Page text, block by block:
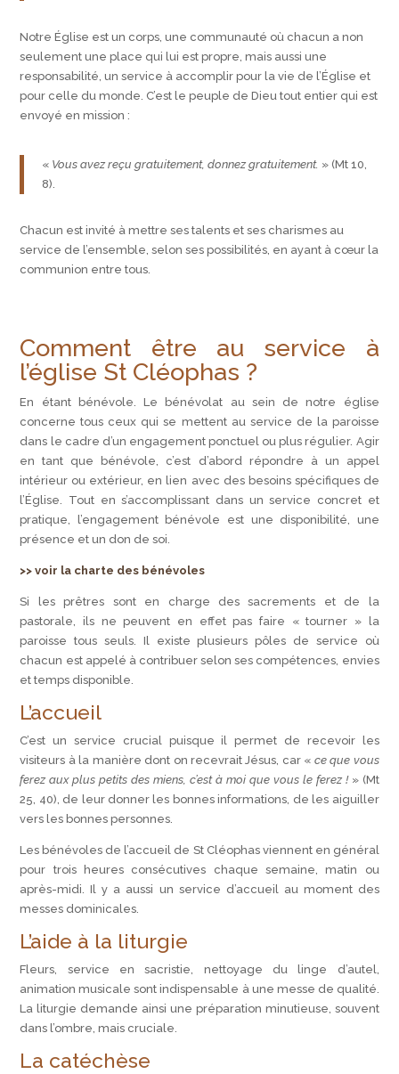
Notre Église est un corps, une communauté où chacun a non
seulement une place qui lui est propre, mais aussi une
responsabilité, un service à accomplir pour la vie de l’Église et
pour celle du monde. C’est le peuple de Dieu tout entier qui est
envoyé en mission :
« Vous avez reçu gratuitement, donnez gratuitement. » (Mt 10,
8).
Chacun est invité à mettre ses talents et ses charismes au
service de l’ensemble, selon ses possibilités, en ayant à cœur la
communion entre tous.
Comment être au service à
l’église St Cléophas ?
En étant bénévole. Le bénévolat au sein de notre église
concerne tous ceux qui se mettent au service de la paroisse
dans le cadre d’un engagement ponctuel ou plus régulier. Agir
en tant que bénévole, c’est d’abord répondre à un appel
intérieur ou extérieur, en lien avec des besoins spécifiques de
l’Église. Tout en s’accomplissant dans un service concret et
pratique, l’engagement bénévole est une disponibilité, une
présence et un don de soi.
>> voir la charte des bénévoles
Si les prêtres sont en charge des sacrements et de la
pastorale, ils ne peuvent en effet pas faire « tourner » la
paroisse tous seuls. Il existe plusieurs pôles de service où
chacun est appelé à contribuer selon ses compétences, envies
et temps disponible.
L’accueil
C’est un service crucial puisque il permet de recevoir les
visiteurs à la manière dont on recevrait Jésus, car « ce que vous
ferez aux plus petits des miens, c’est à moi que vous le ferez !» (Mt
25, 40), de leur donner les bonnes informations, de les aiguiller
vers les bonnes personnes.
Les bénévoles de l’accueil de St Cléophas viennent en général
pour trois heures consécutives chaque semaine, matin ou
après-midi. Il y a aussi un service d’accueil au moment des
messes dominicales.
L’aide à la liturgie
Fleurs, service en sacristie, nettoyage du linge d’autel,
animation musicale sont indispensable à une messe de qualité.
La liturgie demande ainsi une préparation minutieuse, souvent
dans l’ombre, mais cruciale.
La catéchèse